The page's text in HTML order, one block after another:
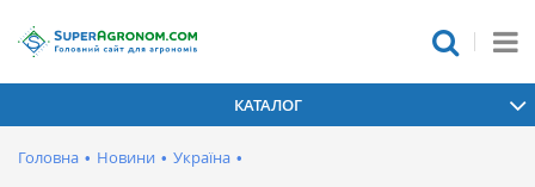
КАТАЛОГ
Головна • Новини • Україна •